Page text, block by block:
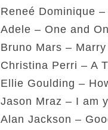
Reneé Dominique
Adele – One and
Bruno Mars – Marry
Christina Perri – A
Ellie Goulding –
Jason Mraz – I am
Alan Jackson –